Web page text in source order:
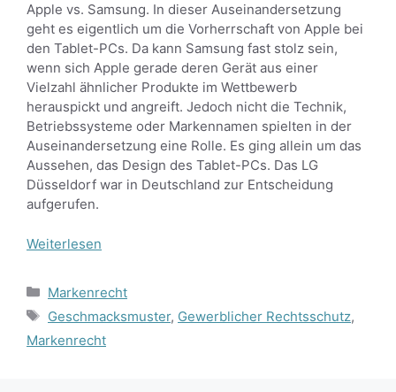
Apple vs. Samsung. In dieser Auseinandersetzung
geht es eigentlich um die Vorherrschaft von Apple bei
den Tablet-PCs. Da kann Samsung fast stolz sein,
wenn sich Apple gerade deren Gerät aus einer
Vielzahl ähnlicher Produkte im Wettbewerb
herauspickt und angreift. Jedoch nicht die Technik,
Betriebssysteme oder Markennamen spielten in der
Auseinandersetzung eine Rolle. Es ging allein um das
Aussehen, das Design des Tablet-PCs. Das LG
Düsseldorf war in Deutschland zur Entscheidung
aufgerufen.
Weiterlesen
Kategorien
Markenrecht
Schlagwörter
Geschmacksmuster, Gewerblicher Rechtsschutz,
Markenrecht